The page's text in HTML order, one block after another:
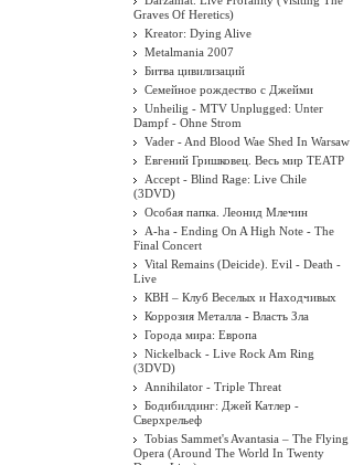
Graves Of Heretics)
Kreator: Dying Alive
Metalmania 2007
Битва цивилизаций
Семейное рождество с Джейми
Unheilig - MTV Unplugged: Unter
Dampf - Ohne Strom
Vader - And Blood Wae Shed In Warsaw
Евгений Гришковец. Весь мир ТЕАТР
Accept - Blind Rage: Live Chile
(3DVD)
Особая папка. Леонид Млечин
A-ha - Ending On A High Note - The
Final Concert
Vital Remains (Deicide). Evil - Death -
Live
КВН – Клуб Веселых и Находчивых
Коррозия Металла - Власть Зла
Города мира: Европа
Nickelback - Live Rock Am Ring
(3DVD)
Annihilator - Triple Threat
Бодибилдинг: Джей Катлер -
Сверхрельеф
Tobias Sammet's Avantasia – The Flying
Opera (Around The World In Twenty